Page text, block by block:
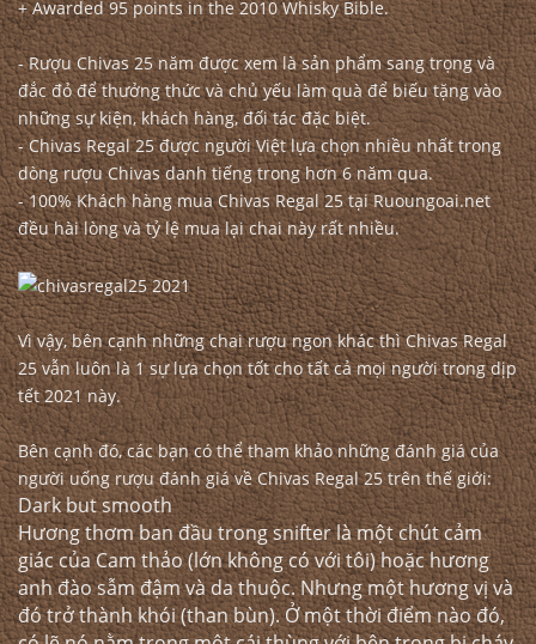
+ Awarded 95 points in the 2010 Whisky Bible.
- Rượu Chivas 25 năm được xem là sản phẩm sang trọng và
đắc đỏ để thưởng thức và chủ yếu làm quà để biếu tặng vào
những sự kiện, khách hàng, đối tác đặc biệt.
- Chivas Regal 25 được người Việt lựa chọn nhiều nhất trong
dòngrượu Chivasdanh tiếng trong hơn 6 năm qua.
- 100% Khách hàng mua Chivas Regal 25 tại Ruoungoai.net
đều hài lòng và tỷ lệ mua lại chai này rất nhiều.
Vì vậy, bên cạnh những chai rượu ngon khác thì Chivas Regal
25 vẫn luôn là 1 sự lựa chọn tốt cho tất cả mọi người trong dịp
tết 2021 này.
Bên cạnh đó, các bạn có thể tham khảo những đánh giá của
người uống rượu đánh giá về Chivas Regal 25 trên thế giới:
Dark but smooth
Hương thơm ban đầu trong snifter là một chút cảm
giác của Cam thảo (lớn không có với tôi) hoặc hương
anh đào sẫm đậm và da thuộc. Nhưng một hương vị và
đó trở thành khói (than bùn). Ở một thời điểm nào đó,